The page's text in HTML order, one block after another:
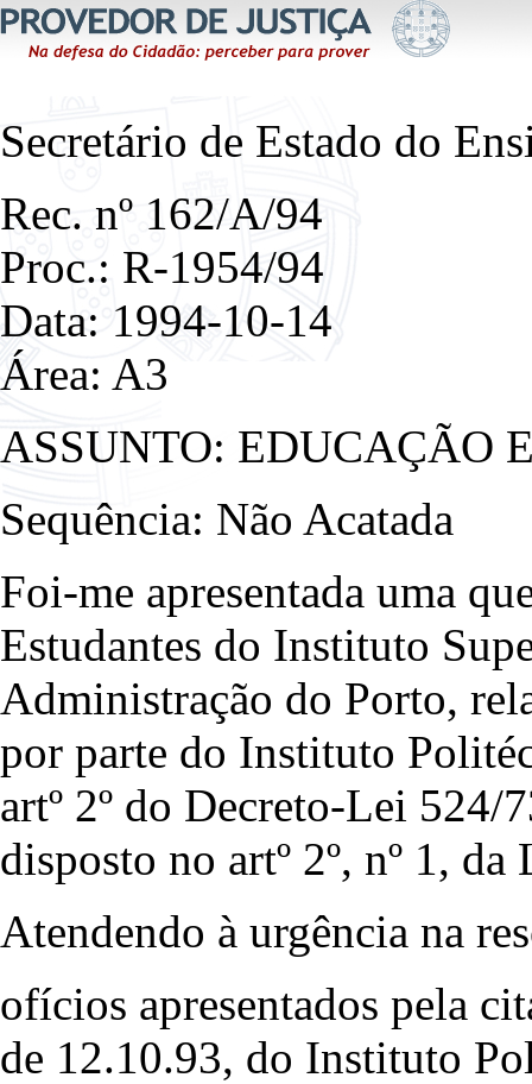
Secretário de Estado do
Rec. nº 162/A/94
Proc.: R-1954/94
Data: 1994-10-14
Área: A3
ASSUNTO: EDUCAÇÃO
Sequência: Não Acatada
Foi-me apresentada uma
Estudantes do Instituto
Administração do Porto,
por parte do Instituto
artº 2º do Decreto-Lei 524/
disposto no artº 2º, nº 1,
Atendendo à urgência na
ofícios apresentados pela
de 12.10.93, do Instituto